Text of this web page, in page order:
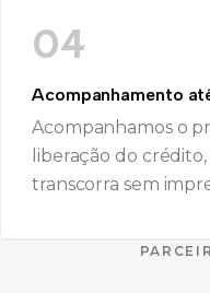
04
Acompanhamento
Acompanhamos o
liberação do
transcorra sem